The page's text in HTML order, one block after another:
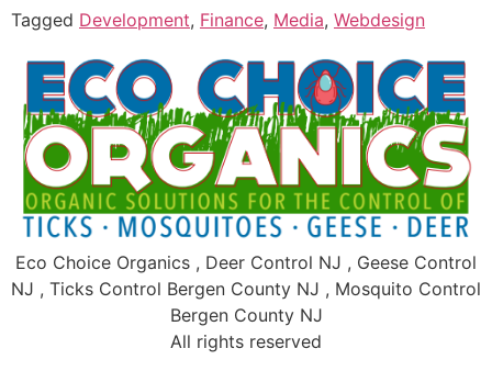
Tagged Development, Finance, Media, Webdesign
Eco Choice Organics , Deer Control NJ , Geese Control
NJ , Ticks Control Bergen County NJ , Mosquito Control
Bergen County NJ
All rights reserved